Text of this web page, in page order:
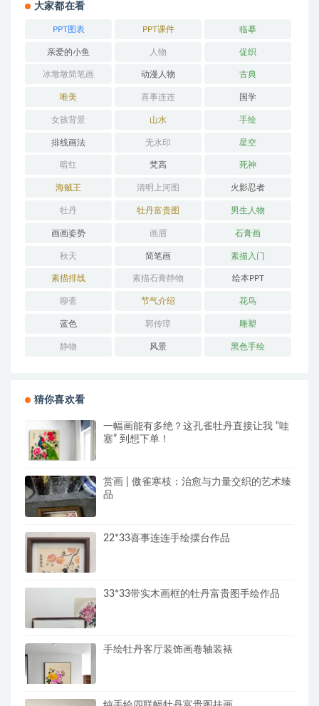
大家都在看
PPT图表 PPT课件 临摹
亲爱的小鱼 人物 促织
冰墩墩简笔画 动漫人物 古典
唯美 喜事连连 国学
女孩背景 山水 手绘
排线画法 无水印 星空
暗红 梵高 死神
海贼王 清明上河图 火影忍者
牡丹 牡丹富贵图 男生人物
画画姿势 画眉 石膏画
秋天 简笔画 素描入门
素描排线 素描石膏静物 绘本PPT
聊斋 节气介绍 花鸟
蓝色 郭传璋 雕塑
静物 风景 黑色手绘
猜你喜欢看
一幅画能有多绝？这孔雀牡丹直接让我 “哇
塞” 到想下单！
赏画 | 傲雀寒枝：治愈与力量交织的艺术臻
品
22*33喜事连连手绘摆台作品
33*33带实木画框的牡丹富贵图手绘作品
手绘牡丹客厅装饰画卷轴装裱